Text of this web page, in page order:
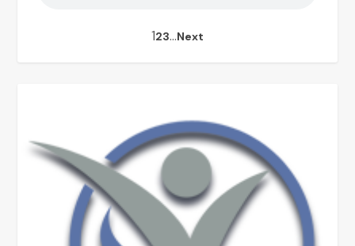
123…Next